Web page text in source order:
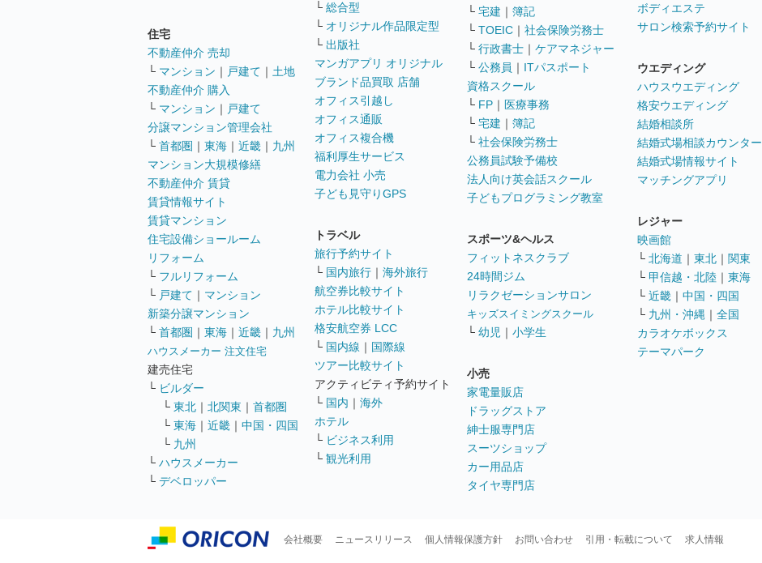
住宅
不動産仲介 売却
└ マンション ｜ 戸建て ｜ 土地
不動産仲介 購入
└ マンション ｜ 戸建て
分譲マンション管理会社
└ 首都圏 ｜ 東海 ｜ 近畿 ｜ 九州
マンション大規模修繕
不動産仲介 賃貸
賃貸情報サイト
賃貸マンション
住宅設備ショールーム
リフォーム
└ フルリフォーム
└ 戸建て ｜ マンション
新築分譲マンション
└ 首都圏 ｜ 東海 ｜ 近畿 ｜ 九州
ハウスメーカー 注文住宅
建売住宅
└ ビルダー
└ 東北 ｜ 北関東 ｜ 首都圏
└ 東海 ｜ 近畿 ｜ 中国・四国
└ 九州
└ ハウスメーカー
└ デベロッパー
└ 総合型
└ オリジナル作品限定型
└ 出版社
マンガアプリ オリジナル
ブランド品買取 店舗
オフィス引越し
オフィス通販
オフィス複合機
福利厚生サービス
電力会社 小売
子ども見守りGPS
トラベル
旅行予約サイト
└ 国内旅行 ｜ 海外旅行
航空券比較サイト
ホテル比較サイト
格安航空券 LCC
└ 国内線 ｜ 国際線
ツアー比較サイト
アクティビティ予約サイト
└ 国内 ｜ 海外
ホテル
└ ビジネス利用
└ 観光利用
└ 宅建 ｜ 簿記
└ TOEIC ｜ 社会保険労務士
└ 行政書士 ｜ ケアマネジャー
└ 公務員 ｜ ITパスポート
資格スクール
└ FP ｜ 医療事務
└ 宅建 ｜ 簿記
└ 社会保険労務士
公務員試験予備校
法人向け英会話スクール
子どもプログラミング教室
スポーツ&ヘルス
フィットネスクラブ
24時間ジム
リラクゼーションサロン
キッズスイミングスクール
└ 幼児 ｜ 小学生
小売
家電量販店
ドラッグストア
紳士服専門店
スーツショップ
カー用品店
タイヤ専門店
ボディエステ
サロン検索予約サイト
ウエディング
ハウスウエディング
格安ウエディング
結婚相談所
結婚式場相談カウンター
結婚式場情報サイト
マッチングアプリ
レジャー
映画館
└ 北海道 ｜ 東北 ｜ 関東
└ 甲信越・北陸 ｜ 東海
└ 近畿 ｜ 中国・四国
└ 九州・沖縄 ｜ 全国
カラオケボックス
テーマパーク
会社概要 ニュースリリース 個人情報保護方針 お問い合わせ 引用・転載について 求人情報